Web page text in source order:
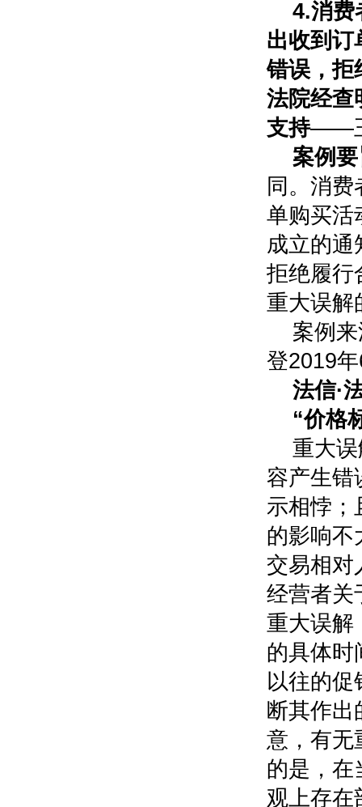
4.消费
出收到订
错误，拒
法院经查
支持——
案例
同。消
单购买活
成立的通
拒绝履行
重大误解
案例
登2019
法信·
“价格
重大
容产生错
示相悖；
的影响不
交易相对
经营者关
重大误解
的具体时
以往的促
断其作
意，有无
的是，在
观上存在